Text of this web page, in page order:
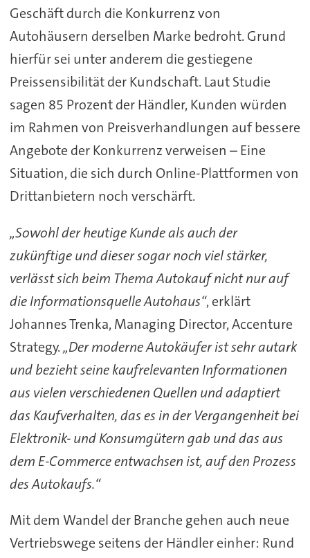
Geschäft durch die Konkurrenz von
Autohäusern derselben Marke bedroht. Grund
hierfür sei unter anderem die gestiegene
Preissensibilität der Kundschaft. Laut Studie
sagen 85 Prozent der Händler, Kunden würden
im Rahmen von Preisverhandlungen auf bessere
Angebote der Konkurrenz verweisen – Eine
Situation, die sich durch Online-Plattformen von
Drittanbietern noch verschärft.
„Sowohl der heutige Kunde als auch der
zukünftige und dieser sogar noch viel stärker,
verlässt sich beim Thema Autokauf nicht nur auf
die Informationsquelle Autohaus“, erklärt
Johannes Trenka, Managing Director, Accenture
Strategy.„Der moderne Autokäufer ist sehr autark
und bezieht seine kaufrelevanten Informationen
aus vielen verschiedenen Quellen und adaptiert
das Kaufverhalten, das es in der Vergangenheit bei
Elektronik- und Konsumgütern gab und das aus
dem E-Commerce entwachsen ist, auf den Prozess
des Autokaufs.“
Mit dem Wandel der Branche gehen auch neue
Vertriebswege seitens der Händler einher: Rund